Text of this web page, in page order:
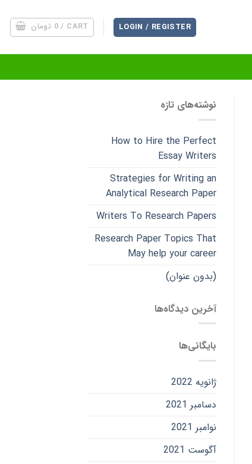
LOGIN / REGISTER
CART /
0 تومان
نوشته‌های تازه
How to Hire the Perfect
Essay Writers
Strategies for Writing an
Analytical Research Paper
Writers To Research Papers
Research Paper Topics That
May help your career
(بدون عنوان)
آخرین دیدگاه‌ها
بایگانی‌ها
ژانویه 2022
دسامبر 2021
نوامبر 2021
آگوست 2021